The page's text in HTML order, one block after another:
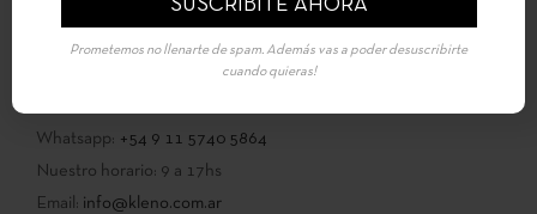
Whatsapp: +54 9 11 5740 5864
Nuestro horario: 9 a 17hs
Email: info@kleno.com.ar
Prometemos no llenarte de spam. Además vas a poder desuscribirte
cuando quieras!